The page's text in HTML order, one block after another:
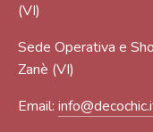
(VI)
Sede Operativa e
Zanè (VI)
Email: